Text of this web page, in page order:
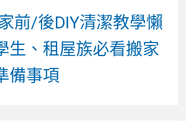
前/後DIY清潔教學懶
生、租屋族必看搬家
備事項